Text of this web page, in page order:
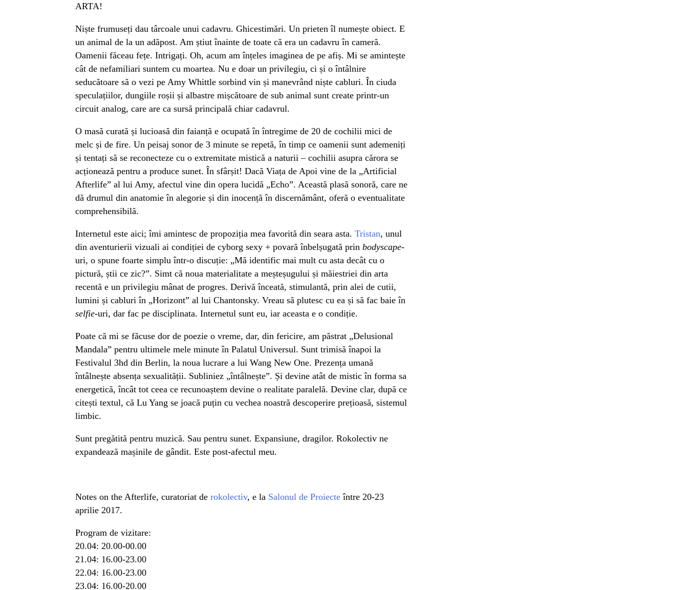
ARTA!
Niște frumuseți dau târcoale unui cadavru. Ghicestimări. Un prieten îl numește obiect. E
un animal de la un adăpost. Am știut înainte de toate că era un cadavru în cameră.
Oamenii făceau fețe. Intrigați. Oh, acum am înțeles imaginea de pe afiș. Mi se amintește
cât de nefamiliari suntem cu moartea. Nu e doar un privilegiu, ci și o întâlnire
seducătoare să o vezi pe Amy Whittle sorbind vin și manevrând niște cabluri. În ciuda
speculațiilor, dungiile roșii și albastre mișcătoare de sub animal sunt create printr-un
circuit analog, care are ca sursă principală chiar cadavrul.
O masă curată și lucioasă din faianță e ocupată în întregime de 20 de cochilii mici de
melc și de fire. Un peisaj sonor de 3 minute se repetă, în timp ce oamenii sunt ademeniți
și tentați să se reconecteze cu o extremitate mistică a naturii – cochilii asupra cărora se
acționează pentru a produce sunet. În sfârșit! Dacă Viața de Apoi vine de la „Artificial
Afterlife” al lui Amy, afectul vine din opera lucidă „Echo”. Această plasă sonoră, care ne
dă drumul din anatomie în alegorie și din inocență în discernământ, oferă o eventualitate
comprehensibilă.
Internetul este aici; îmi amintesc de propoziția mea favorită din seara asta. Tristan, unul
din aventurierii vizuali ai condiției de cyborg sexy + povară înbelșugată prin bodyscape-
uri, o spune foarte simplu într-o discuție: „Mă identific mai mult cu asta decât cu o
pictură, știi ce zic?”. Simt că noua materialitate a meșteșugului și măiestriei din arta
recentă e un privilegiu mânat de progres. Derivă înceată, stimulantă, prin alei de cutii,
lumini și cabluri în „Horizont” al lui Chantonsky. Vreau să plutesc cu ea și să fac baie în
selfie-uri, dar fac pe disciplinata. Internetul sunt eu, iar aceasta e o condiție.
Poate că mi se făcuse dor de poezie o vreme, dar, din fericire, am păstrat „Delusional
Mandala” pentru ultimele mele minute în Palatul Universul. Sunt trimisă înapoi la
Festivalul 3hd din Berlin, la noua lucrare a lui Wang New One. Prezența umană
întâlnește absența sexualității. Subliniez „întâlnește”. Și devine atât de mistic în forma sa
energetică, încât tot ceea ce recunoaștem devine o realitate paralelă. Devine clar, după ce
citești textul, că Lu Yang se joacă puțin cu vechea noastră descoperire prețioasă, sistemul
limbic.
Sunt pregătită pentru muzică. Sau pentru sunet. Expansiune, dragilor. Rokolectiv ne
expandează mașinile de gândit. Este post-afectul meu.
Notes on the Afterlife, curatoriat de rokolectiv, e la Salonul de Proiecte între 20-23
aprilie 2017.
Program de vizitare:
20.04: 20.00-00.00
21.04: 16.00-23.00
22.04: 16.00-23.00
23.04: 16.00-20.00